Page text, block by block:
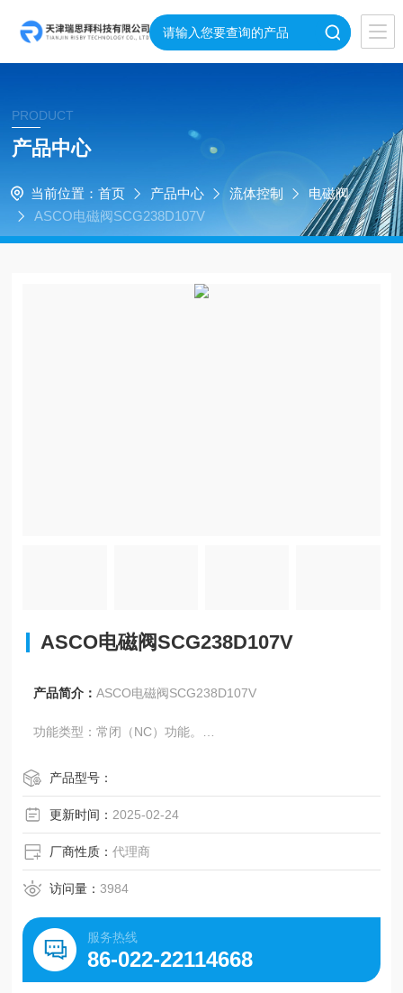
PRODUCT
产品中心
当前位置： 首页 产品中心 流体控制
电磁阀
ASCO电磁阀SCG238D107V
ASCO电磁阀SCG238D107V
产品简介：ASCO电磁阀SCG238D107V
功能类型：常闭（NC）功能。
适用流体：可用于水、空气、惰性气体及其他与密封材料兼
容的气体 / 液体的自动控制。
阀体材质：不锈钢（AISI 316L），能广泛适用于不同环境和
流体。
产品型号：
更新时间： 2025-02-24
厂商性质：代理商
访问量：3984
服务热线
86-022-22114668